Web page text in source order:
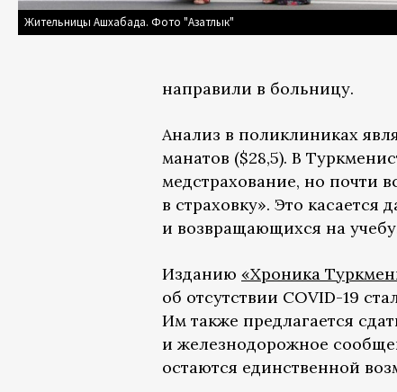
Жительницы Ашхабада. Фото "Азатлык"
направили в больницу.
Анализ в поликлиниках
манатов ($28,5). В
медстрахование, но почти
в страховку». Это касается
и возвращающихся на
Изданию «Хроника
об отсутствии COVID-19
Им также предлагается
и железнодорожное
остаются единственной